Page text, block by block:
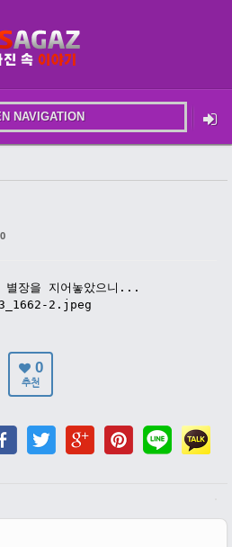
NAVIGATION
0
별장을 지어놓았으니...
0
추천
케치북5
케치북5